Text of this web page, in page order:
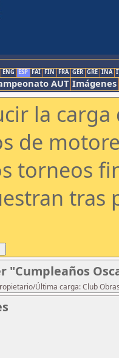
ENG ESP FAI FIN FRA GER GRE INA
AUT Imágenes
la
de
torneos
tras
"Cumpleaños
Última carga: Club